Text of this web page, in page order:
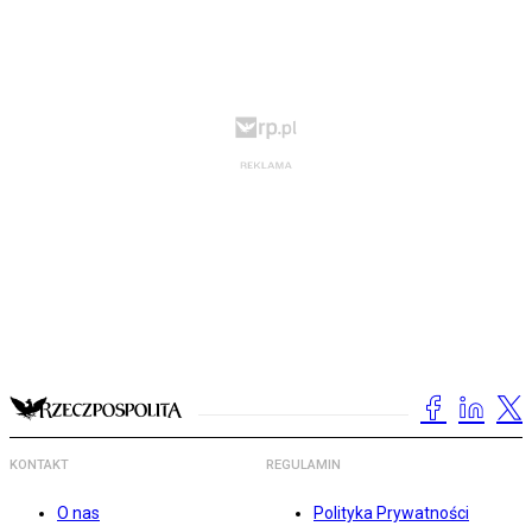
KONTAKT
O nas
REGULAMIN
Polityka Prywatności